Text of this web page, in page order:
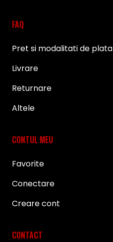
FAQ
Pret si modalitati de plata
Livrare
Returnare
Altele
CONTUL MEU
Favorite
Conectare
Creare cont
CONTACT